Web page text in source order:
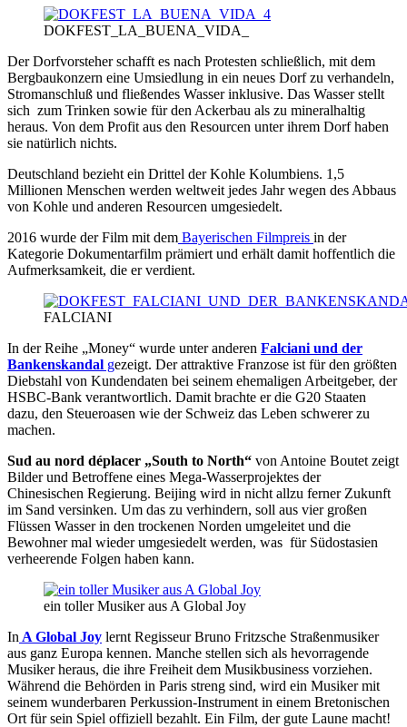
DOKFEST_LA_BUENA_VIDA_
Der Dorfvorsteher schafft es nach Protesten schließlich, mit dem
Bergbaukonzern eine Umsiedlung in ein neues Dorf zu verhandeln,
Stromanschluß und fließendes Wasser inklusive. Das Wasser stellt
sich zum Trinken sowie für den Ackerbau als zu mineralhaltig
heraus. Von dem Profit aus den Resourcen unter ihrem Dorf haben
sie natürlich nichts.
Deutschland bezieht ein Drittel der Kohle Kolumbiens. 1,5
Millionen Menschen werden weltweit jedes Jahr wegen des Abbaus
von Kohle und anderen Resourcen umgesiedelt.
2016 wurde der Film mit dem Bayerischen Filmpreis in der
Kategorie Dokumentarfilm prämiert und erhält damit hoffentlich die
Aufmerksamkeit, die er verdient.
FALCIANI
In der Reihe „Money“ wurde unter anderen Falciani und der
Bankenskandal gezeigt. Der attraktive Franzose ist für den größten
Diebstahl von Kundendaten bei seinem ehemaligen Arbeitgeber, der
HSBC-Bank verantwortlich. Damit brachte er die G20 Staaten
dazu, den Steueroasen wie der Schweiz das Leben schwerer zu
machen.
Sud au nord déplacer „South to North“ von Antoine Boutet zeigt
Bilder und Betroffene eines Mega-Wasserprojektes der
Chinesischen Regierung. Beijing wird in nicht allzu ferner Zukunft
im Sand versinken. Um das zu verhindern, soll aus vier großen
Flüssen Wasser in den trockenen Norden umgeleitet und die
Bewohner mal wieder umgesiedelt werden, was für Südostasien
verheerende Folgen haben kann.
ein toller Musiker aus A Global Joy
In A Global Joy lernt Regisseur Bruno Fritzsche Straßenmusiker
aus ganz Europa kennen. Manche stellen sich als hevorragende
Musiker heraus, die ihre Freiheit dem Musikbusiness vorziehen.
Während die Behörden in Paris streng sind, wird ein Musiker mit
seinem wunderbaren Perkussion-Instrument in einem Bretonischen
Ort für sein Spiel offiziell bezahlt. Ein Film, der gute Laune macht!